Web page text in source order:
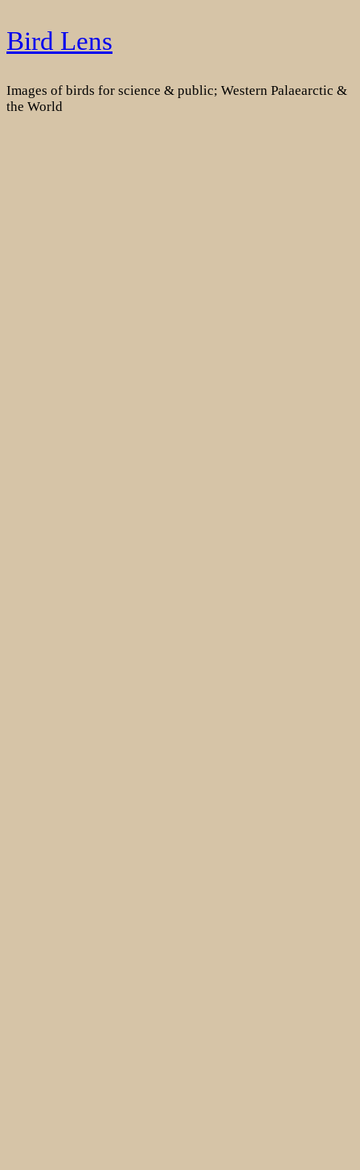
Skip
to
Bird Lens
Images of birds for science & public; Western Palaearctic &
the World